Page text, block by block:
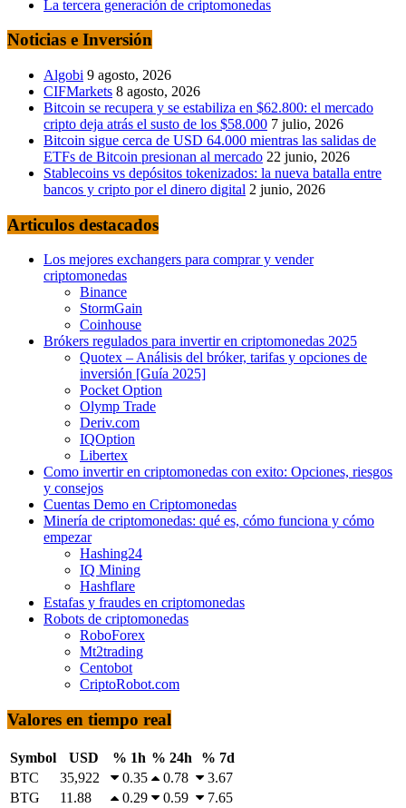
La tercera generación de criptomonedas
Noticias e Inversión
Algobi 9 agosto, 2026
CIFMarkets 8 agosto, 2026
Bitcoin se recupera y se estabiliza en $62.800: el mercado
cripto deja atrás el susto de los $58.000 7 julio, 2026
Bitcoin sigue cerca de USD 64.000 mientras las salidas de
ETFs de Bitcoin presionan al mercado 22 junio, 2026
Stablecoins vs depósitos tokenizados: la nueva batalla entre
bancos y cripto por el dinero digital 2 junio, 2026
Articulos destacados
Los mejores exchangers para comprar y vender
criptomonedas
Binance
StormGain
Coinhouse
Brókers regulados para invertir en criptomonedas 2025
Quotex – Análisis del bróker, tarifas y opciones de
inversión [Guía 2025]
Pocket Option
Olymp Trade
Deriv.com
IQOption
Libertex
Como invertir en criptomonedas con exito: Opciones, riesgos
y consejos
Cuentas Demo en Criptomonedas
Minería de criptomonedas: qué es, cómo funciona y cómo
empezar
Hashing24
IQ Mining
Hashflare
Estafas y fraudes en criptomonedas
Robots de criptomonedas
RoboForex
Mt2trading
Centobot
CriptoRobot.com
Valores en tiempo real
Symbol USD % 1h % 24h
% 7d
BTC
35,922 0.35 0.78
3.67
BTG
11.88 0.29 0.59
7.65